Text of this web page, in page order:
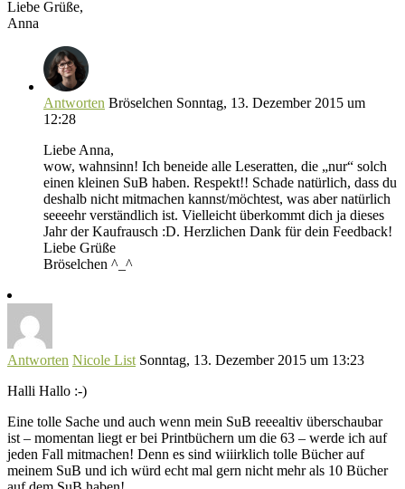
Liebe Grüße,
Anna
Antworten Bröselchen Sonntag, 13. Dezember 2015 um
12:28
Liebe Anna,
wow, wahnsinn! Ich beneide alle Leseratten, die „nur“ solch
einen kleinen SuB haben. Respekt!! Schade natürlich, dass du
deshalb nicht mitmachen kannst/möchtest, was aber natürlich
seeeehr verständlich ist. Vielleicht überkommt dich ja dieses
Jahr der Kaufrausch :D. Herzlichen Dank für dein Feedback!
Liebe Grüße
Bröselchen ^_^
Antworten Nicole List Sonntag, 13. Dezember 2015 um 13:23
Halli Hallo :-)
Eine tolle Sache und auch wenn mein SuB reeealtiv überschaubar
ist – momentan liegt er bei Printbüchern um die 63 – werde ich auf
jeden Fall mitmachen! Denn es sind wiiirklich tolle Bücher auf
meinem SuB und ich würd echt mal gern nicht mehr als 10 Bücher